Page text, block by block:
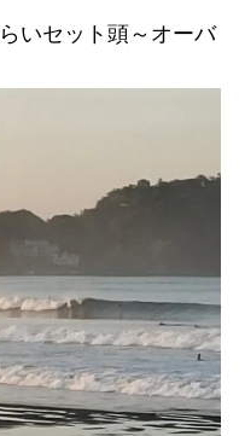
いセット頭～オーバ